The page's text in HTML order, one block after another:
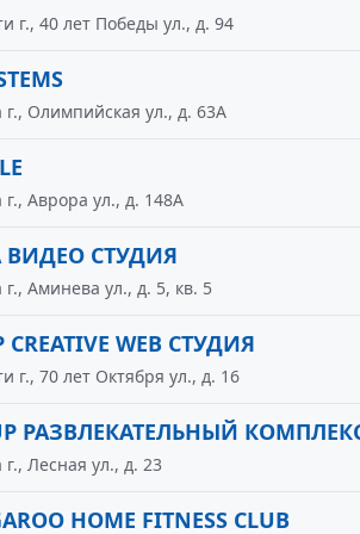
г., 40 лет Победы ул., д. 94
г., Олимпийская ул., д. 63А
Аврора ул., д. 148А
ВИДЕО СТУДИЯ
Аминева ул., д. 5, кв. 5
CREATIVE WEB СТУДИЯ
г., 70 лет Октября ул., д. 16
РАЗВЛЕКАТЕЛЬНЫЙ
Лесная ул., д. 23
HOME FITNESS CLUB